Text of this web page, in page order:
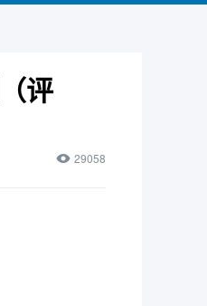
评
29058